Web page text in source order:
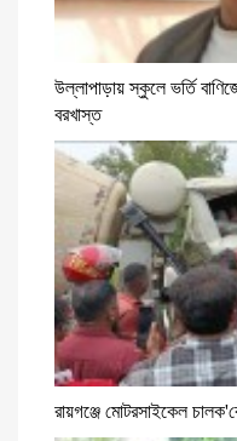
উল্লাপাড়ায় স্কুলে ভর্তি
বরখাস্ত
রায়গঞ্জে মোটরসাইকেল